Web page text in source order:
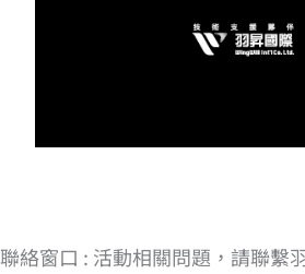
聯絡窗口 : 活動相關問題，請聯繫